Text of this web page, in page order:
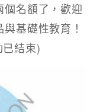
名額了，歡迎
基礎性教育！
結束)